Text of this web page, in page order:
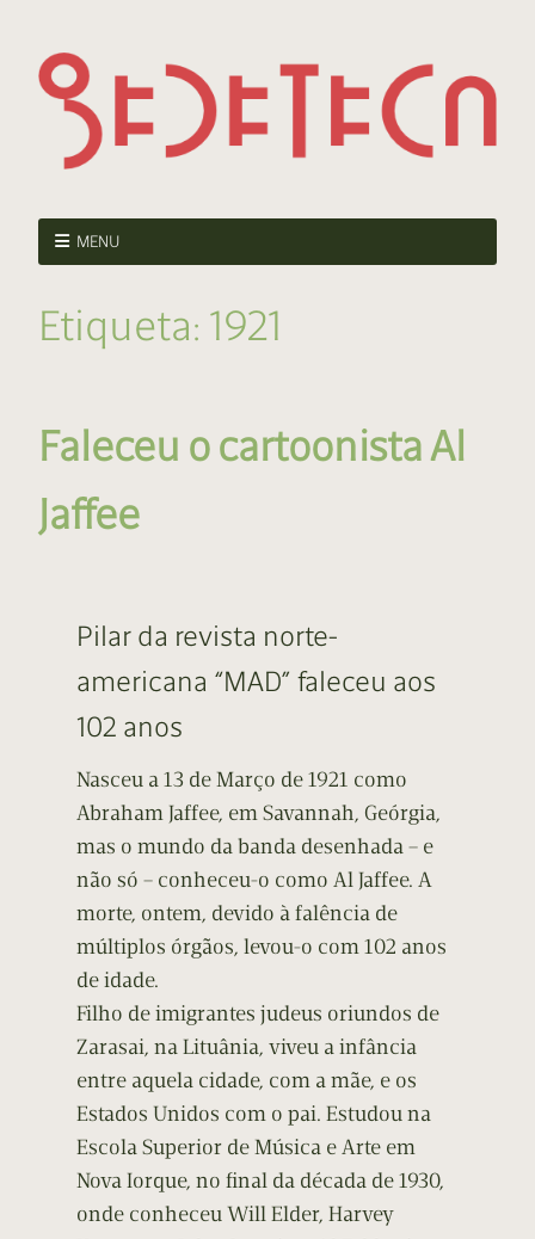
MENU
Etiqueta: 1921
Faleceu o cartoonista Al
Jaffee
Pilar da revista norte-
americana “MAD” faleceu aos
102 anos
Nasceu a 13 de Março de 1921 como
Abraham Jaffee, em Savannah, Geórgia,
mas o mundo da banda desenhada – e
não só – conheceu-o como Al Jaffee. A
morte, ontem, devido à falência de
múltiplos órgãos, levou-o com 102 anos
de idade.
Filho de imigrantes judeus oriundos de
Zarasai, na Lituânia, viveu a infância
entre aquela cidade, com a mãe, e os
Estados Unidos com o pai. Estudou na
Escola Superior de Música e Arte em
Nova Iorque, no final da década de 1930,
onde conheceu Will Elder, Harvey